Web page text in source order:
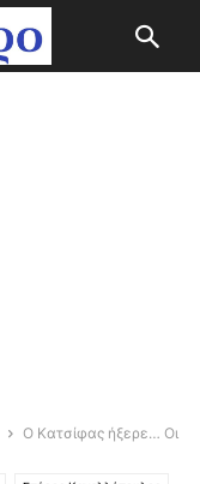
Ο Κατσίφας ήξερε… Οι